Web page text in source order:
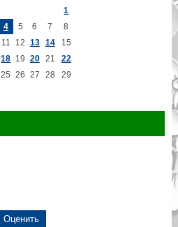
1
4 5 6 7
8
11 12 13 14
15
18 19 20 21
22
25 26 27 28
29